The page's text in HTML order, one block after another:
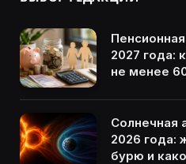
2027 года:
не менее
Солнечная
2026 года:
бурю и